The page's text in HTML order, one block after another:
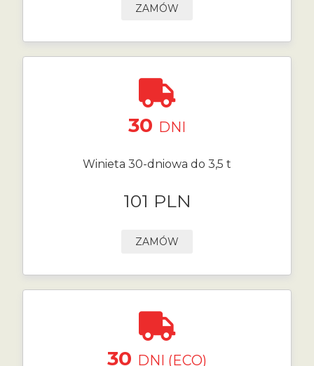
ZAMÓW
30 DNI
Winieta 30-dniowa do 3,5 t
101 PLN
ZAMÓW
30 DNI (ECO)